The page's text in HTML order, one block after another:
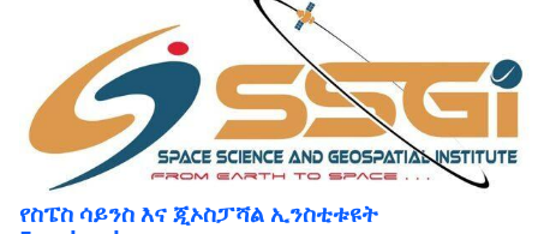
የስፔስ ሳይንስ እና ጂኦስፓሻል ኢንስቲቱዩት